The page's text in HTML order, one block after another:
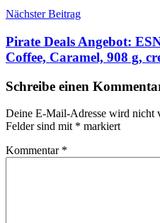
Nächster Beitrag
Pirate Deals Angebot:
Coffee, Caramel, 908 g,
Schreibe einen
Deine E-Mail-Adresse wird nicht
Felder sind mit * markiert
Kommentar *